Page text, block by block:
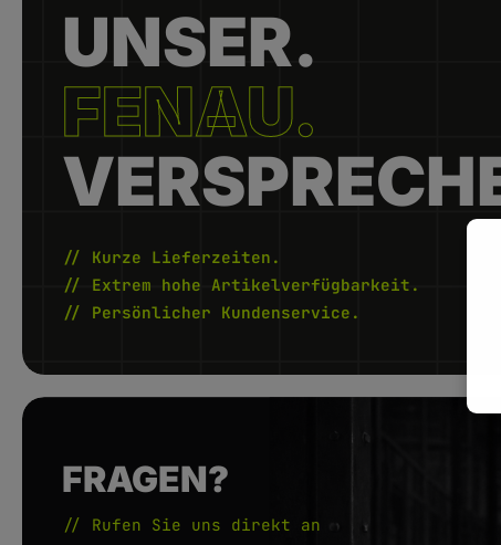
UNSER.
FENAU.
// Kurze Lieferzeiten.
// Extrem hohe Artikelverfügbarkeit.
// Persönlicher Kundenservice.
FRAGEN?
// Rufen Sie uns direkt an